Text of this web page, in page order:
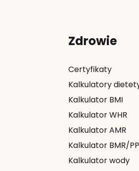
Zdrowie
Certyfikaty
Kalkulatory
Kalkulator BMI
Kalkulator WHR
Kalkulator AMR
Kalkulator BMR/
Kalkulator wody